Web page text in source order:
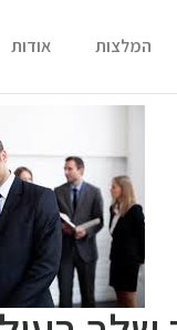
המלצות אודות